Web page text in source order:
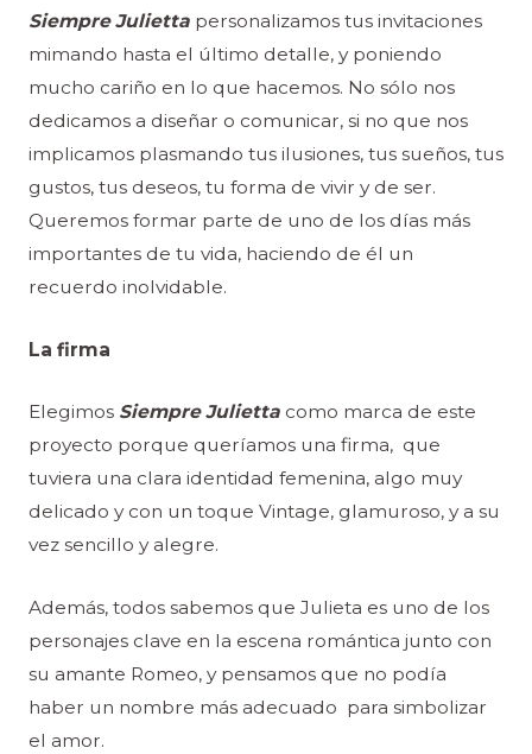
Siempre Julietta personalizamos tus invitaciones
mimando hasta el último detalle, y poniendo
mucho cariño en lo que hacemos. No sólo nos
dedicamos a diseñar o comunicar, si no que nos
implicamos plasmando tus ilusiones, tus sueños, tus
gustos, tus deseos, tu forma de vivir y de ser.
Queremos formar parte de uno de los días más
importantes de tu vida, haciendo de él un
recuerdo inolvidable.
La firma
Elegimos Siempre Juliettacomo marca de este
proyecto porque queríamos una firma, que
tuviera una clara identidad femenina, algo muy
delicado y con un toque Vintage, glamuroso, y a su
vez sencillo y alegre.
Además, todos sabemos que Julieta es uno de los
personajes clave en la escena romántica junto con
su amante Romeo, y pensamos que no podía
haber un nombre más adecuado para simbolizar
el amor.